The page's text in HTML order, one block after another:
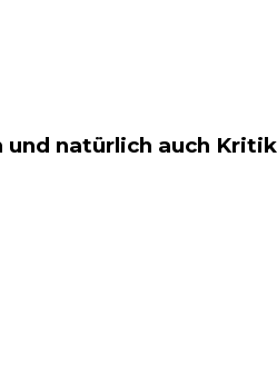
natürlich auch